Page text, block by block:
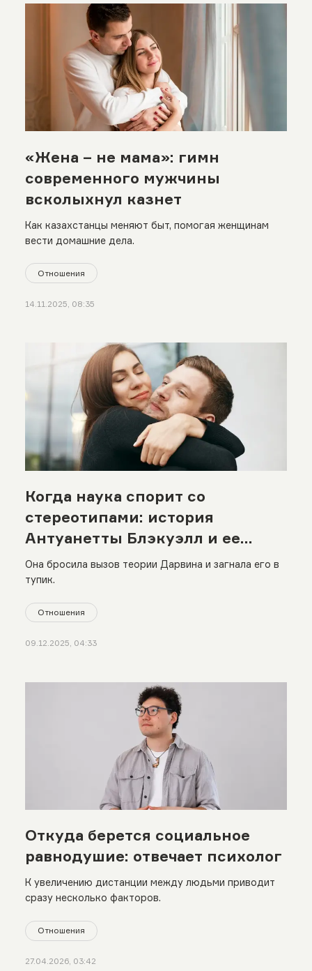
«Жена – не мама»: гимн
современного мужчины
всколыхнул казнет
Как казахстанцы меняют быт, помогая женщинам
вести домашние дела.
Отношения
14.11.2025, 08:35
Когда наука спорит со
стереотипами: история
Антуанетты Блэкуэлл и ее
влияние на гендерные роли
Она бросила вызов теории Дарвина и загнала его в
тупик.
Отношения
09.12.2025, 04:33
Откуда берется социальное
равнодушие: отвечает психолог
К увеличению дистанции между людьми приводит
сразу несколько факторов.
Отношения
27.04.2026, 03:42